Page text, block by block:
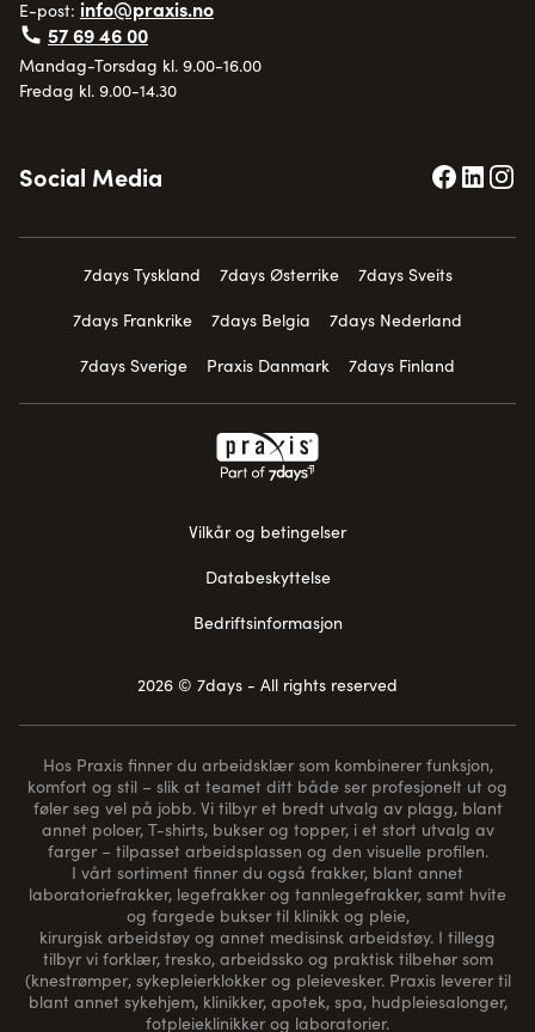
E-post: info@praxis.no
57 69 46 00
Mandag-Torsdag kl. 9.00-16.00
Fredag kl. 9.00-14.30
Social Media
7days Tyskland 7days Østerrike
7days Sveits
7days Frankrike
7days Belgia
7days Nederland
7days Sverige
Praxis Danmark 7days Finland
Vilkår og betingelser
Databeskyttelse
Bedriftsinformasjon
2026 © 7days - All rights reserved
Hos Praxis finner du arbeidsklær som kombinerer funksjon,
komfort og stil – slik at teamet ditt både ser profesjonelt ut og
føler seg vel på jobb. Vi tilbyr et bredt utvalg av plagg, blant
annet poloer, T-shirts, bukser og topper, i et stort utvalg av
farger – tilpasset arbeidsplassen og den visuelle profilen.
I vårt sortiment finner du også frakker, blant annet
laboratoriefrakker, legefrakker og tannlegefrakker, samt hvite
og fargede bukser til klinikk og pleie,
kirurgisk arbeidstøy og annet medisinsk arbeidstøy. I tillegg
tilbyr vi forklær, tresko, arbeidssko og praktisk tilbehør som
(knestrømper, sykepleierklokker og pleievesker. Praxis leverer til
blant annet sykehjem, klinikker, apotek, spa, hudpleiesalonger,
fotpleieklinikker og laboratorier.